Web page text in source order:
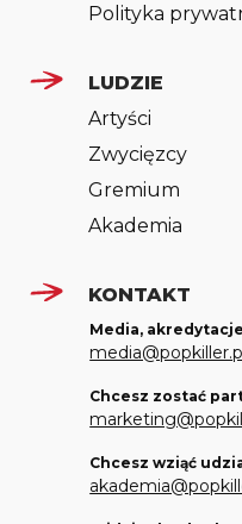
Polityka
LUDZIE
Artyści
Zwycięzcy
Gremium
Akademia
KONTAKT
Media, akredytacje
Chcesz zostać
Chcesz wziąć